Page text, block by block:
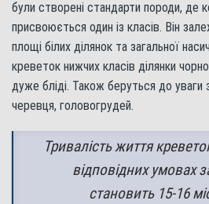
були створені стандарти породи, де
присвоюється один із класів. Він
площі білих ділянок та загальної
креветок нижчих класів ділянки
дуже бліді. Також беруться до уваги
черевця, головогрудей.
Тривалість життя
відповідних умовах
становить 15-16